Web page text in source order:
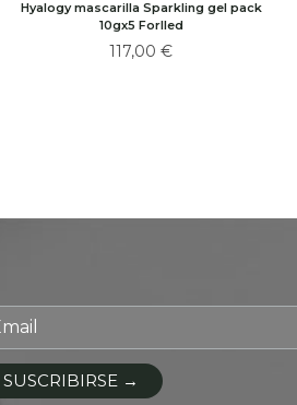
Hyalogy mascarilla Sparkling gel pack
10gx5 Forlled
117,00 €